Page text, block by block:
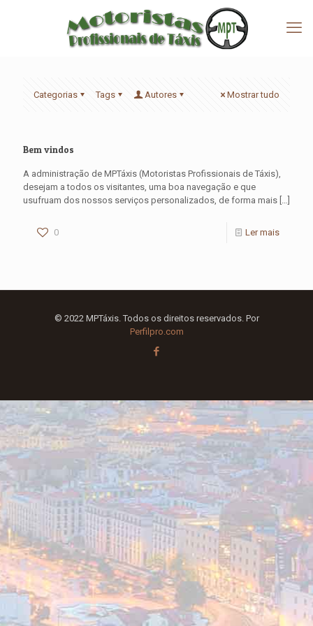
Categorias Tags Autores Mostrar tudo
Bem vindos
A administração de MPTáxis (Motoristas Profissionais de Táxis),
desejam a todos os visitantes, uma boa navegação e que
usufruam dos nossos serviços personalizados, de forma mais […]
0 Ler mais
© 2022 MPTáxis. Todos os direitos reservados. Por
Perfilpro.com